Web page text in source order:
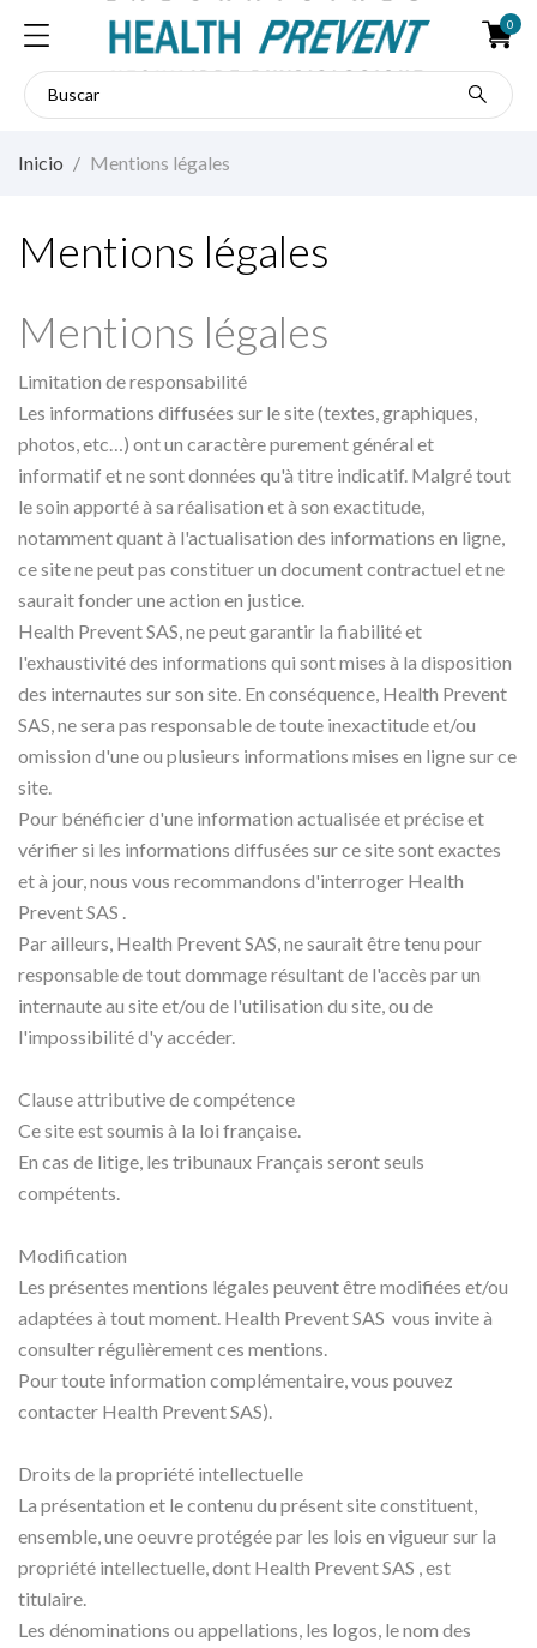
0
Inicio Mentions légales
Mentions légales
Mentions légales
Limitation de responsabilité
Les informations diffusées sur le site (textes, graphiques,
photos, etc…) ont un caractère purement général et
informatif et ne sont données qu'à titre indicatif. Malgré tout
le soin apporté à sa réalisation et à son exactitude,
notamment quant à l'actualisation des informations en ligne,
ce site ne peut pas constituer un document contractuel et ne
saurait fonder une action en justice.
Health Prevent SAS, ne peut garantir la fiabilité et
l'exhaustivité des informations qui sont mises à la disposition
des internautes sur son site. En conséquence, Health Prevent
SAS, ne sera pas responsable de toute inexactitude et/ou
omission d'une ou plusieurs informations mises en ligne sur ce
site.
Pour bénéficier d'une information actualisée et précise et
vérifier si les informations diffusées sur ce site sont exactes
et à jour, nous vous recommandons d'interroger Health
Prevent SAS .
Par ailleurs, Health Prevent SAS, ne saurait être tenu pour
responsable de tout dommage résultant de l'accès par un
internaute au site et/ou de l'utilisation du site, ou de
l'impossibilité d'y accéder.
Clause attributive de compétence
Ce site est soumis à la loi française.
En cas de litige, les tribunaux Français seront seuls
compétents.
Modification
Les présentes mentions légales peuvent être modifiées et/ou
adaptées à tout moment. Health Prevent SAS vous invite à
consulter régulièrement ces mentions.
Pour toute information complémentaire, vous pouvez
contacter Health Prevent SAS).
Droits de la propriété intellectuelle
La présentation et le contenu du présent site constituent,
ensemble, une oeuvre protégée par les lois en vigueur sur la
propriété intellectuelle, dont Health Prevent SAS , est
titulaire.
Les dénominations ou appellations, les logos, le nom des